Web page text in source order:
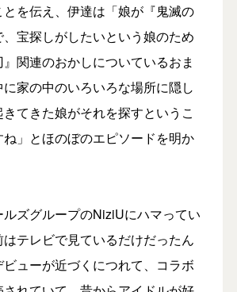
を伝え、伊達は「娘が『鬼滅の
宝探しがしたいという娘のため
関連のおかしについているおま
家の中のいろいろな場所に隠し
てきた娘がそれを探すというこ
」とほのぼのエピソードを明か
ズグループのNiziUにハマってい
テレビで見ているだけだったん
ューが近づくにつれて、コラボ